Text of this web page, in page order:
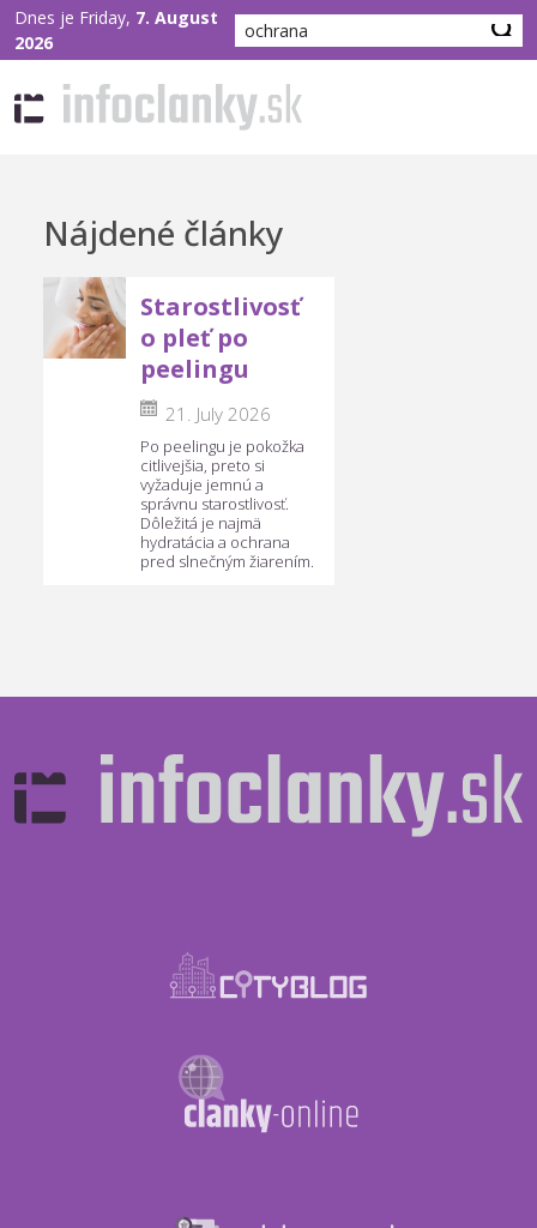
Dnes je Friday, 7. August
2026
Nájdené články
Starostlivosť
o pleť po
peelingu
21. July 2026
Po peelingu je pokožka
citlivejšia, preto si
vyžaduje jemnú a
správnu starostlivosť.
Dôležitá je najmä
hydratácia a ochrana
pred slnečným žiarením.